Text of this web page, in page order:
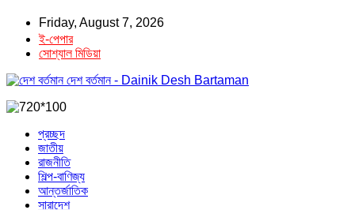
Friday, August 7, 2026
ই-পেপার
সোশ্যাল মিডিয়া
দেশ বর্তমান - Dainik Desh Bartaman
প্রচ্ছদ
জাতীয়
রাজনীতি
শিল্প-বাণিজ্য
আন্তর্জাতিক
সারাদেশ